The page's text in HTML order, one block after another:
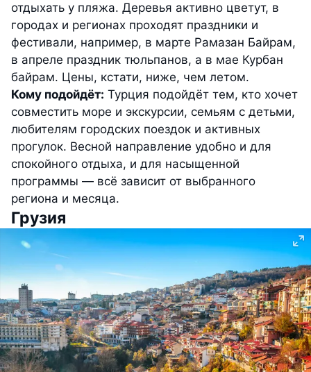
отдыхать у пляжа. Деревья активно цветут, в
городах и регионах проходят праздники и
фестивали, например, в марте Рамазан Байрам,
в апреле праздник тюльпанов, а в мае Курбан
байрам. Цены, кстати, ниже, чем летом.
Кому подойдёт: Турция подойдёт тем, кто хочет
совместить море и экскурсии, семьям с детьми,
любителям городских поездок и активных
прогулок. Весной направление удобно и для
спокойного отдыха, и для насыщенной
программы — всё зависит от выбранного
региона и месяца.
Грузия